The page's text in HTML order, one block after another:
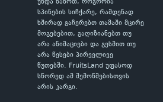
უნდა ნახოთ, როგორია
სპინების სიჩქარე, რამდენად
ხშირად გაჩერებთ თამაში მცირე
მოგებებით, გაღიზიანებთ თუ
არა ანიმაციები და გესმით თუ
არა წესები პირველივე
წუთებში. FruitsLand უფასოდ
სწორედ ამ შემოწმებისთვის
არის კარგი.